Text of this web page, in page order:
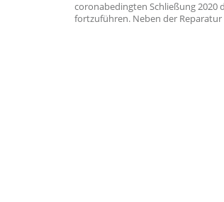
coronabedingten Schließung 2020
fortzuführen. Neben der